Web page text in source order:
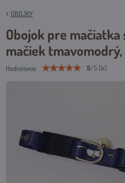
OBOJKY
Obojok pre mačiatka
mačiek tmavomodrý,
Hodnotenie 5/5 (1x)